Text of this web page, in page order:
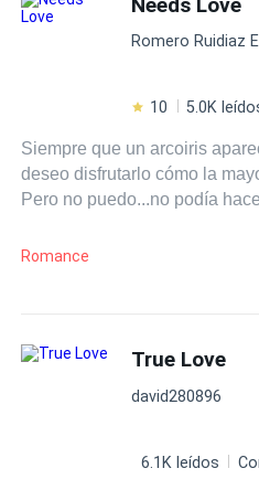
perder ni a doblegarse ante él. Un nuevo ciclo escolar,
nuevos personajes, un
¿Conseguirán Crys y Bastian
ante las tentaciones y
amor?
Romero Ruidiaz
10 5.0K
Siempre que un arcoiris
deseo disfrutarlo cómo la
Pero no puedo...no podía hacerlo. Desde que el
verde a tu suéter de rayas, y
Romance
True Love
david280896
6.1K leídos